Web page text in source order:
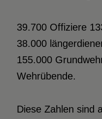
39.700 Offiziere
38.000
155.000
Wehrübende.
Diese Zahlen sind